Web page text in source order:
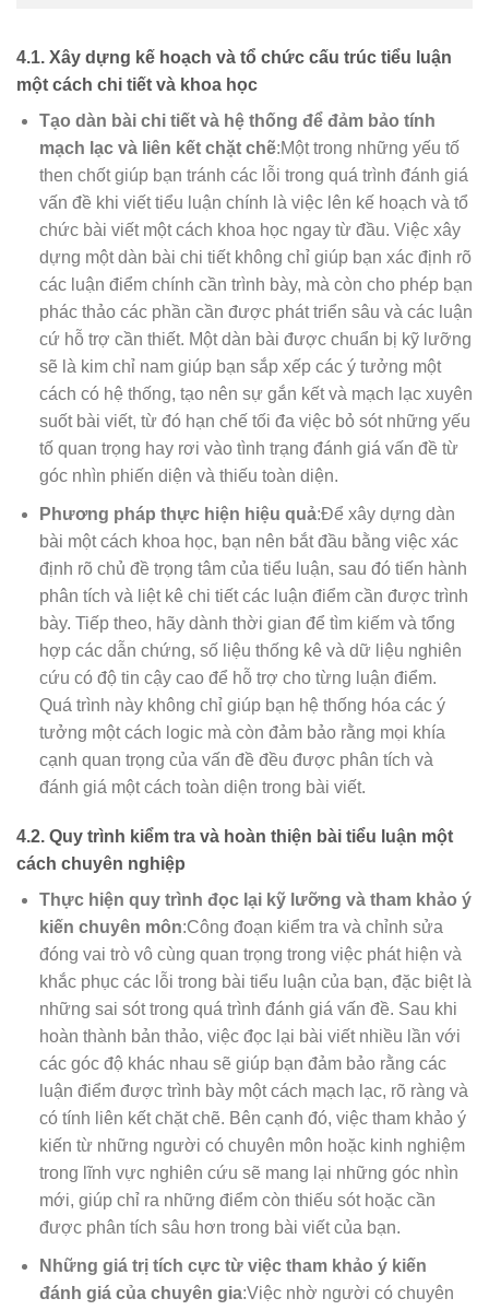
4.1. Xây dựng kế hoạch và tổ chức cấu trúc tiểu luận
một cách chi tiết và khoa học
Tạo dàn bài chi tiết và hệ thống để đảm bảo tính
mạch lạc và liên kết chặt chẽ:Một trong những yếu tố
then chốt giúp bạn tránh các lỗi trong quá trình đánh giá
vấn đề khi viết tiểu luận chính là việc lên kế hoạch và tổ
chức bài viết một cách khoa học ngay từ đầu. Việc xây
dựng một dàn bài chi tiết không chỉ giúp bạn xác định rõ
các luận điểm chính cần trình bày, mà còn cho phép bạn
phác thảo các phần cần được phát triển sâu và các luận
cứ hỗ trợ cần thiết. Một dàn bài được chuẩn bị kỹ lưỡng
sẽ là kim chỉ nam giúp bạn sắp xếp các ý tưởng một
cách có hệ thống, tạo nên sự gắn kết và mạch lạc xuyên
suốt bài viết, từ đó hạn chế tối đa việc bỏ sót những yếu
tố quan trọng hay rơi vào tình trạng đánh giá vấn đề từ
góc nhìn phiến diện và thiếu toàn diện.
Phương pháp thực hiện hiệu quả:Để xây dựng dàn
bài một cách khoa học, bạn nên bắt đầu bằng việc xác
định rõ chủ đề trọng tâm của tiểu luận, sau đó tiến hành
phân tích và liệt kê chi tiết các luận điểm cần được trình
bày. Tiếp theo, hãy dành thời gian để tìm kiếm và tổng
hợp các dẫn chứng, số liệu thống kê và dữ liệu nghiên
cứu có độ tin cậy cao để hỗ trợ cho từng luận điểm.
Quá trình này không chỉ giúp bạn hệ thống hóa các ý
tưởng một cách logic mà còn đảm bảo rằng mọi khía
cạnh quan trọng của vấn đề đều được phân tích và
đánh giá một cách toàn diện trong bài viết.
4.2. Quy trình kiểm tra và hoàn thiện bài tiểu luận một
cách chuyên nghiệp
Thực hiện quy trình đọc lại kỹ lưỡng và tham khảo ý
kiến chuyên môn:Công đoạn kiểm tra và chỉnh sửa
đóng vai trò vô cùng quan trọng trong việc phát hiện và
khắc phục các lỗi trong bài tiểu luận của bạn, đặc biệt là
những sai sót trong quá trình đánh giá vấn đề. Sau khi
hoàn thành bản thảo, việc đọc lại bài viết nhiều lần với
các góc độ khác nhau sẽ giúp bạn đảm bảo rằng các
luận điểm được trình bày một cách mạch lạc, rõ ràng và
có tính liên kết chặt chẽ. Bên cạnh đó, việc tham khảo ý
kiến từ những người có chuyên môn hoặc kinh nghiệm
trong lĩnh vực nghiên cứu sẽ mang lại những góc nhìn
mới, giúp chỉ ra những điểm còn thiếu sót hoặc cần
được phân tích sâu hơn trong bài viết của bạn.
Những giá trị tích cực từ việc tham khảo ý kiến
đánh giá của chuyên gia:Việc nhờ người có chuyên